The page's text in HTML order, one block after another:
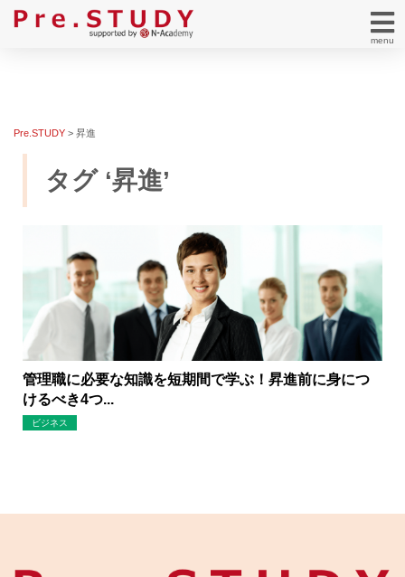
menu
Pre.STUDY > 昇進
タグ ‘昇進’
管理職に必要な知識を短期間で学ぶ！昇進前に身につ
けるべき4つ...
ビジネス